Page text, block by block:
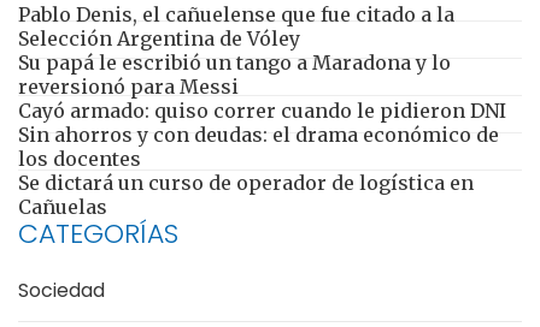
Pablo Denis, el cañuelense que fue citado a la
Selección Argentina de Vóley
Su papá le escribió un tango a Maradona y lo
reversionó para Messi
Cayó armado: quiso correr cuando le pidieron DNI
Sin ahorros y con deudas: el drama económico de
los docentes
Se dictará un curso de operador de logística en
Cañuelas
CATEGORÍAS
Sociedad